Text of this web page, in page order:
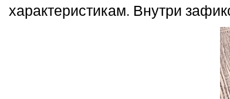
характеристикам. Внутри